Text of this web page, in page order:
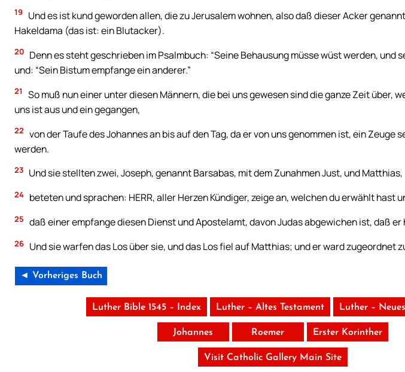
19
Und es ist kund geworden allen, die zu Jerusalem wohnen, also daß dieser Acker
Hakeldama (das ist: ein Blutacker).
20 Denn es steht geschrieben im Psalmbuch: “Seine Behausung müsse wüst werden, und
und: “Sein Bistum empfange ein anderer.”
21
So muß nun einer unter diesen Männern, die bei uns gewesen sind die ganze Zeit über,
uns ist aus und ein gegangen,
22 von der Taufe des Johannes an bis auf den Tag, da er von uns genommen ist, ein Zeuge
werden.
23 Und sie stellten zwei, Joseph, genannt Barsabas, mit dem Zunahmen Just, und Matthias,
24 beteten und sprachen: HERR, aller Herzen Kündiger, zeige an, welchen du erwählt hast
25 daß einer empfange diesen Dienst und Apostelamt, davon Judas abgewichen ist, daß er
26 Und sie warfen das Los über sie, und das Los fiel auf Matthias; und er ward zugeordnet
◄ Vorheriges Buch
Luther Bible 1545 – Index Luther – Altes Testament Luther –
Johannes Roemer Erster Korinther
Visit Catholic Gallery Main Site